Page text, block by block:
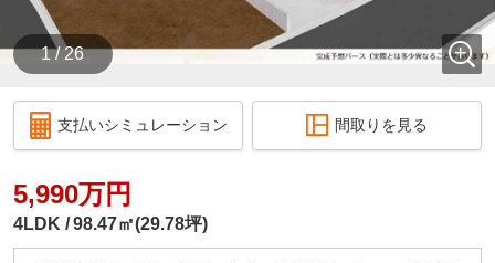
1 / 26
支払いシミュレーション 間取りを見る
5,990万円
4LDK 98.47㎡(29.78坪)